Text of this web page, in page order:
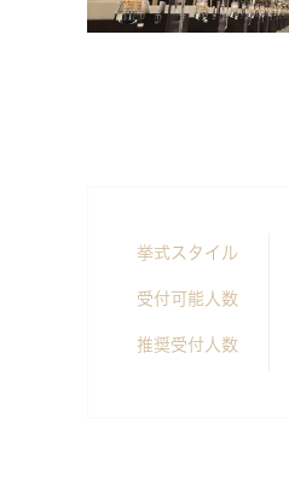
挙式スタイル
受付可能人数
推奨受付人数